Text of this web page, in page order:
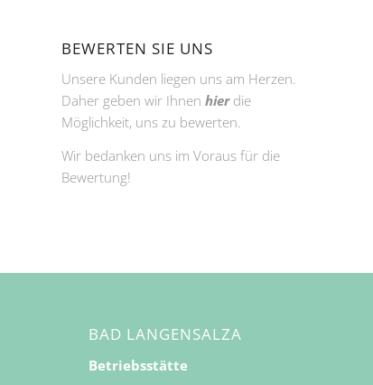
BEWERTEN SIE UNS
Unsere Kunden liegen uns am Herzen.
Daher geben wir Ihnenhierdie
Möglichkeit, uns zu bewerten.
Wir bedanken uns im Voraus für die
Bewertung!
BAD LANGENSALZA
Betriebsstätte